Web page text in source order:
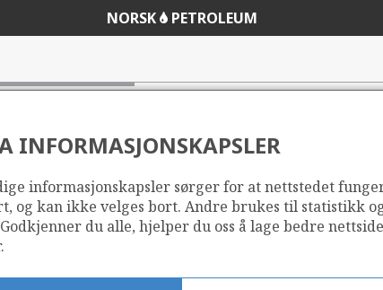
NORSK PETROLEUM
Del
i
e-
INFORMASJONSKAPSLER
informasjonskapsler sørger for at nettstedet
og kan ikke velges bort. Andre brukes til statistikk
du alle, hjelper du oss å lage bedre